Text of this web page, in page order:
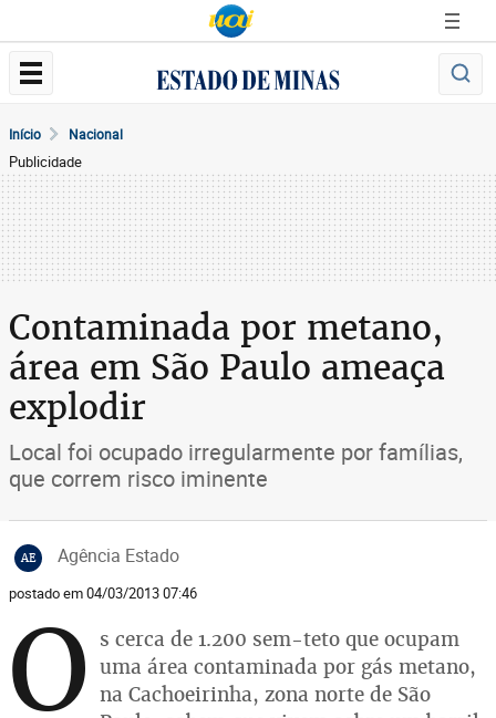
Início Nacional
Publicidade
Contaminada por metano,
área em São Paulo ameaça
explodir
Local foi ocupado irregularmente por famílias,
que correm risco iminente
AE Agência Estado
postado em 04/03/2013 07:46
O
s cerca de 1.200 sem-teto que ocupam
uma área contaminada por gás metano,
na Cachoeirinha, zona norte de São